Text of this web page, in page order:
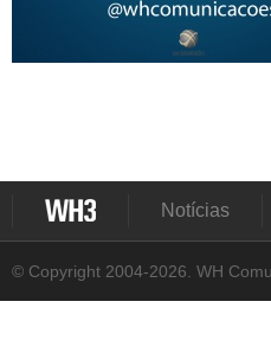
Notícias
© Copyright 2004-2026. WH